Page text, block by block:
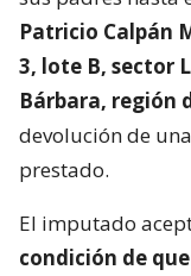
Patricio Calpán
3, lote B, sector
Bárbara, región
devolución de
prestado.
El imputado
condición de